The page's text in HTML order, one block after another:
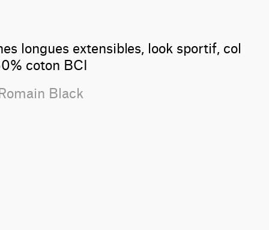
longues extensibles, look sportif, col
coton BCI
Black